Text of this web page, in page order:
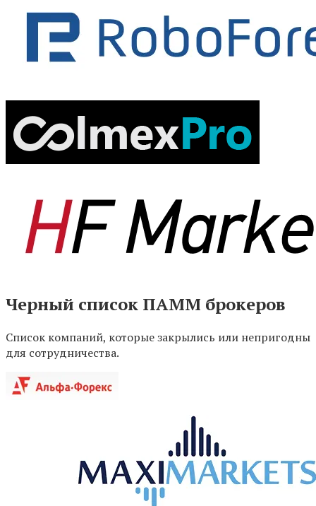
Черный список ПАММ брокеров
Список компаний, которые закрылись или непригодны
для сотрудничества.